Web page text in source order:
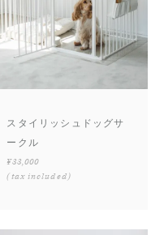
スタイリッシュドッグサ
ークル
¥33,000
(tax included)